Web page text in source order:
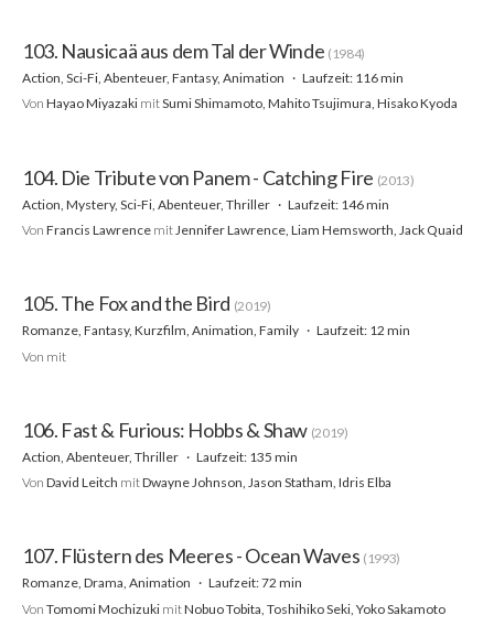
103. Nausicaä aus dem Tal der Winde (1984)
Action, Sci-Fi, Abenteuer, Fantasy, Animation
Laufzeit: 116 min
Von Hayao Miyazaki mitSumi Shimamoto, Mahito Tsujimura, Hisako Kyoda
104. Die Tribute von Panem - Catching Fire (2013)
Action, Mystery, Sci-Fi, Abenteuer, Thriller
Laufzeit: 146 min
Von Francis Lawrence mit Jennifer Lawrence, Liam Hemsworth, Jack Quaid
105. The Fox and the Bird (2019)
Romanze, Fantasy, Kurzfilm, Animation, Family
Laufzeit: 12 min
Von mit
106. Fast & Furious: Hobbs & Shaw (2019)
Action, Abenteuer, Thriller
Laufzeit: 135 min
Von David Leitch mitDwayne Johnson, Jason Statham, Idris Elba
107. Flüstern des Meeres - Ocean Waves (1993)
Romanze, Drama, Animation
Laufzeit: 72 min
Von Tomomi Mochizuki mitNobuo Tobita, Toshihiko Seki, Yoko Sakamoto